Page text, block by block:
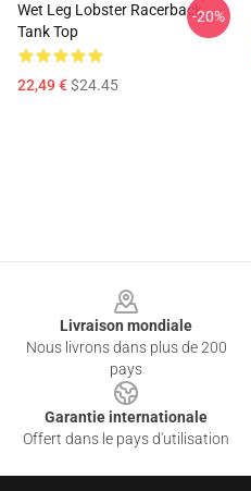
Wet Leg Lobster Racerback
Tank Top
22,49 €$24.45
-20%
Livraison mondiale
Nous livrons dans plus de 200
pays
Garantie internationale
Offert dans le pays d'utilisation